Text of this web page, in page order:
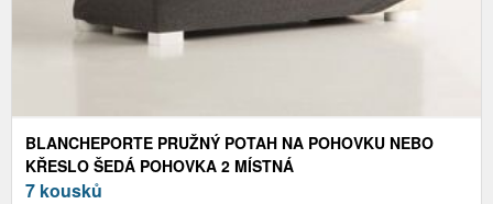
BLANCHEPORTE PRUŽNÝ POTAH NA POHOVKU NEBO
KŘESLO ŠEDÁ POHOVKA 2 MÍSTNÁ
7 kousků